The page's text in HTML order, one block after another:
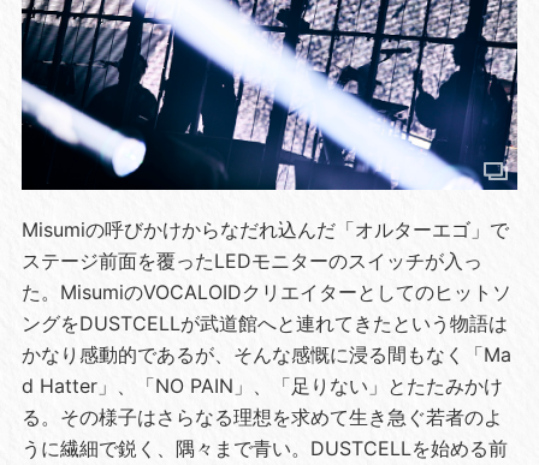
Misumiの呼びかけからなだれ込んだ「オルターエゴ」で
ステージ前面を覆ったLEDモニターのスイッチが入っ
た。MisumiのVOCALOIDクリエイターとしてのヒットソ
ングをDUSTCELLが武道館へと連れてきたという物語は
かなり感動的であるが、そんな感慨に浸る間もなく「Ma
d Hatter」、「NO PAIN」、「足りない」とたたみかけ
る。その様子はさらなる理想を求めて生き急ぐ若者のよ
うに繊細で鋭く、隅々まで青い。DUSTCELLを始める前